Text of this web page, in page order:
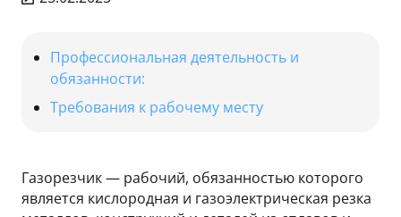
Газорезчик — рабочий, обязанностью которого
является кислородная и газоэлектрическая резка
Профессиональная деятельность и
обязанности:
Требования к рабочему месту